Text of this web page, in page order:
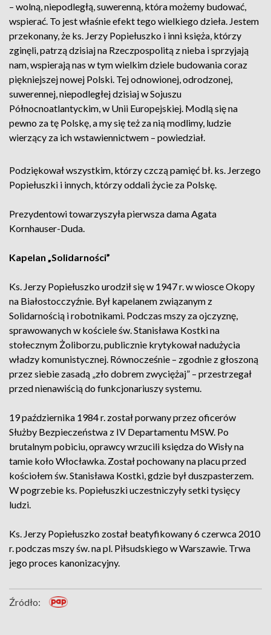
– wolną, niepodległą, suwerenną, która możemy budować,
wspierać. To jest właśnie efekt tego wielkiego dzieła. Jestem
przekonany, że ks. Jerzy Popiełuszko i inni księża, którzy
zginęli, patrzą dzisiaj na Rzeczpospolitą z nieba i sprzyjają
nam, wspierają nas w tym wielkim dziele budowania coraz
piękniejszej nowej Polski. Tej odnowionej, odrodzonej,
suwerennej, niepodległej dzisiaj w Sojuszu
Północnoatlantyckim, w Unii Europejskiej. Modlą się na
pewno za tę Polskę, a my się też za nią modlimy, ludzie
wierzący za ich wstawiennictwem – powiedział.
Podziękował wszystkim, którzy czczą pamięć bł. ks. Jerzego
Popiełuszki i innych, którzy oddali życie za Polskę.
Prezydentowi towarzyszyła pierwsza dama Agata
Kornhauser-Duda.
Kapelan „Solidarności”
Ks. Jerzy Popiełuszko urodził się w 1947 r. w wiosce Okopy
na Białostocczyźnie. Był kapelanem związanym z
Solidarnością i robotnikami. Podczas mszy za ojczyznę,
sprawowanych w kościele św. Stanisława Kostki na
stołecznym Żoliborzu, publicznie krytykował nadużycia
władzy komunistycznej. Równocześnie – zgodnie z głoszoną
przez siebie zasadą „zło dobrem zwyciężaj” – przestrzegał
przed nienawiścią do funkcjonariuszy systemu.
19 października 1984 r. został porwany przez oficerów
Służby Bezpieczeństwa z IV Departamentu MSW. Po
brutalnym pobiciu, oprawcy wrzucili księdza do Wisły na
tamie koło Włocławka. Został pochowany na placu przed
kościołem św. Stanisława Kostki, gdzie był duszpasterzem.
W pogrzebie ks. Popiełuszki uczestniczyły setki tysięcy
ludzi.
Ks. Jerzy Popiełuszko został beatyfikowany 6 czerwca 2010
r. podczas mszy św. na pl. Piłsudskiego w Warszawie. Trwa
jego proces kanonizacyjny.
Źródło: